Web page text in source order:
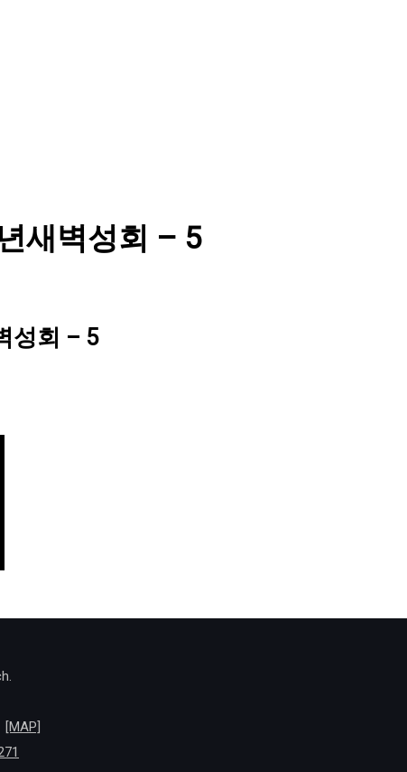
새벽성회 – 5
성회 – 5
[MAP]